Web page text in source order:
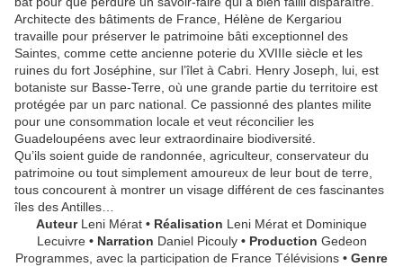
Architecte des bâtiments de France, Hélène de Kergariou
travaille pour préserver le patrimoine bâti exceptionnel des
Saintes, comme cette ancienne poterie du XVIIIe siècle et les
ruines du fort Joséphine, sur l’îlet à Cabri. Henry Joseph, lui, est
botaniste sur Basse-Terre, où une grande partie du territoire est
protégée par un parc national. Ce passionné des plantes milite
pour une consommation locale et veut réconcilier les
Guadeloupéens avec leur extraordinaire biodiversité.
Qu’ils soient guide de randonnée, agriculteur, conservateur du
patrimoine ou tout simplement amoureux de leur bout de terre,
tous concourent à montrer un visage différent de ces fascinantes
îles des Antilles…
Auteur Leni Mérat • Réalisation Leni Mérat et Dominique
Lecuivre • Narration Daniel Picouly• Production Gedeon
Programmes, avec la participation de France Télévisions • Genre